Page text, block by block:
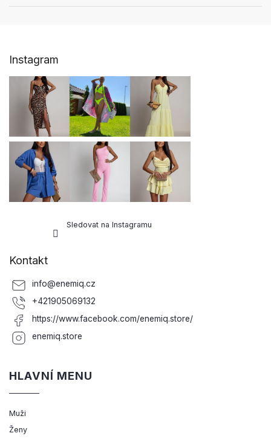
Instagram
Sledovat na Instagramu
Kontakt
info@enemiq.cz
+421905069132
https://www.facebook.com/enemiq.store/
enemiq.store
HLAVNÍ MENU
Muži
Ženy